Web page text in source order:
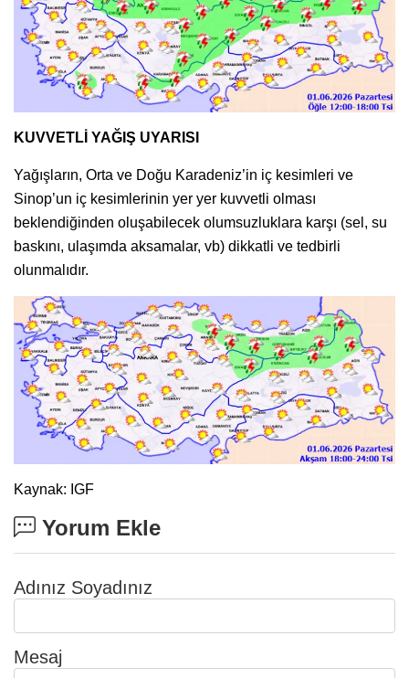
KUVVETLİ YAĞIŞ UYARISI
Yağışların, Orta ve Doğu Karadeniz’in iç kesimleri ve
Sinop’un iç kesimlerinin yer yer kuvvetli olması
beklendiğinden oluşabilecek olumsuzluklara karşı (sel, su
baskını, ulaşımda aksamalar, vb) dikkatli ve tedbirli
olunmalıdır.
Kaynak: IGF
Yorum Ekle
Adınız Soyadınız
Mesaj